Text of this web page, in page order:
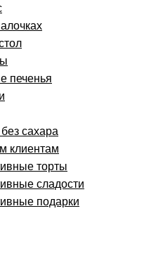
печенья
сахара
клиентам
торты
сладости
подарки